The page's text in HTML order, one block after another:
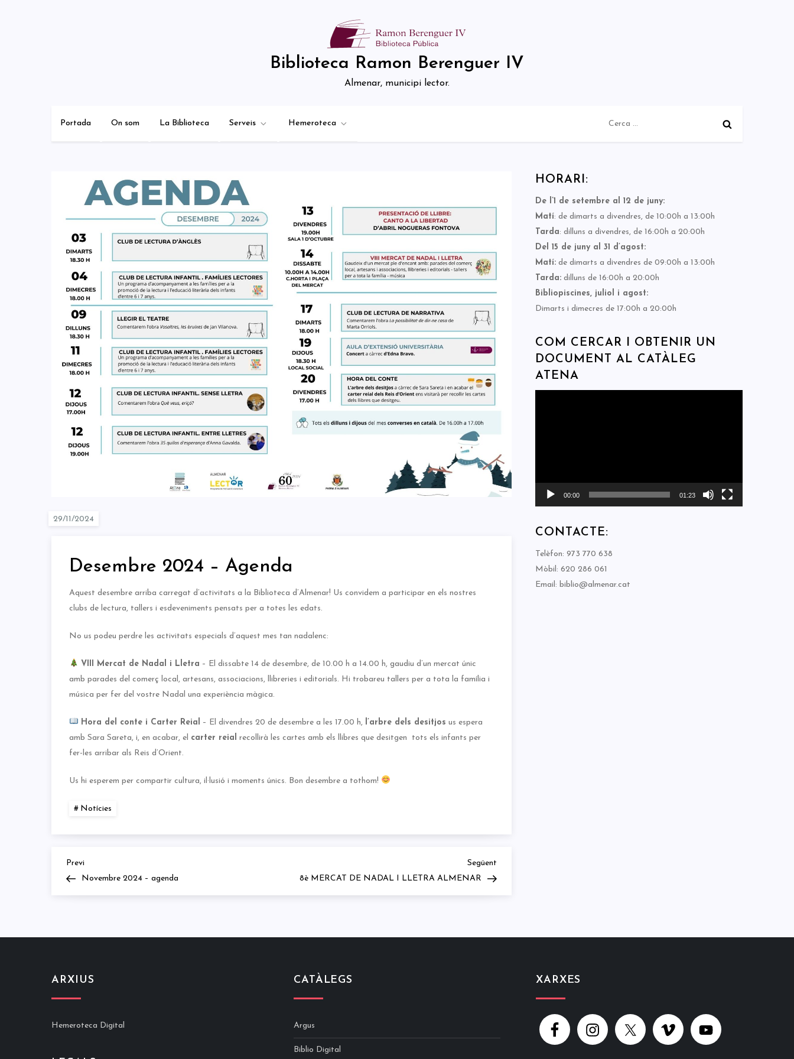
Biblioteca Ramon Berenguer IV
Almenar, municipi lector.
Portada On som La Biblioteca Serveis Hemeroteca
Desembre 2024 – Agenda
Aquest desembre arriba carregat d’activitats a la Biblioteca d’Almenar! Us convidem a participar en els nostres
clubs de lectura, tallers i esdeveniments pensats per a totes les edats.
No us podeu perdre les activitats especials d’aquest mes tan nadalenc:
VIII Mercat de Nadal i Lletra – El dissabte 14 de desembre, de 10.00 h a 14.00 h, gaudiu d’un mercat únic
amb parades del comerç local, artesans, associacions, llibreries i editorials. Hi trobareu tallers per a tota la família i
música per fer del vostre Nadal una experiència màgica.
Hora del conte i Carter Reial – El divendres 20 de desembre a les 17.00 h, l’arbre dels desitjos us espera
amb Sara Sareta, i, en acabar, el carter reial recollirà les cartes amb els llibres que desitgen tots els infants per
fer-les arribar als Reis d’Orient.
Us hi esperem per compartir cultura, il·lusió i moments únics. Bon desembre a tothom!
Notícies
Navegació
d'entrades
Previous
Post
Previ
Novembre 2024 – agenda
Post
Següent
8è MERCAT DE NADAL I LLETRA ALMENAR
HORARI:
De l’1 de setembre al 12 de juny:
Matí: de dimarts a divendres, de 10:00h a 13:00h
Tarda: dilluns a divendres, de 16:00h a 20:00h
Del 15 de juny al 31 d’agost:
Matí: de dimarts a divendres de 09:00h a 13:00h
Tarda: dilluns de 16:00h a 20:00h
Bibliopiscines, juliol i agost:
Dimarts i dimecres de 17:00h a 20:00h
COM CERCAR I OBTENIR UN
DOCUMENT AL CATÀLEG
ATENA
00:00 01:23
CONTACTE:
Telèfon: 973 770 638
Mòbil: 620 286 061
Email: biblio@almenar.cat
ARXIUS
Hemeroteca Digital
CATÀLEGS
Argus
Biblio Digital
XARXES